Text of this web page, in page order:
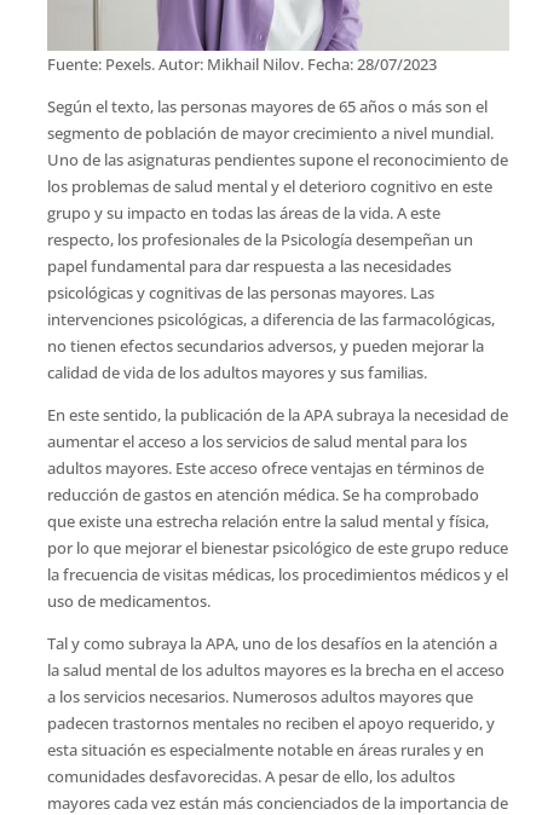
Fuente: Pexels. Autor: Mikhail Nilov. Fecha: 28/07/2023
Según el texto, las personas mayores de 65 años o más son el
segmento de población de mayor crecimiento a nivel mundial.
Uno de las asignaturas pendientes supone el reconocimiento de
los problemas de salud mental y el deterioro cognitivo en este
grupo y su impacto en todas las áreas de la vida. A este
respecto, los profesionales de la Psicología desempeñan un
papel fundamental para dar respuesta a las necesidades
psicológicas y cognitivas de las personas mayores. Las
intervenciones psicológicas, a diferencia de las farmacológicas,
no tienen efectos secundarios adversos, y pueden mejorar la
calidad de vida de los adultos mayores y sus familias.
En este sentido, la publicación de la APA subraya la necesidad de
aumentar el acceso a los servicios de salud mental para los
adultos mayores. Este acceso ofrece ventajas en términos de
reducción de gastos en atención médica. Se ha comprobado
que existe una estrecha relación entre la salud mental y física,
por lo que mejorar el bienestar psicológico de este grupo reduce
la frecuencia de visitas médicas, los procedimientos médicos y el
uso de medicamentos.
Tal y como subraya la APA, uno de los desafíos en la atención a
la salud mental de los adultos mayores es la brecha en el acceso
a los servicios necesarios. Numerosos adultos mayores que
padecen trastornos mentales no reciben el apoyo requerido, y
esta situación es especialmente notable en áreas rurales y en
comunidades desfavorecidas. A pesar de ello, los adultos
mayores cada vez están más concienciados de la importancia de